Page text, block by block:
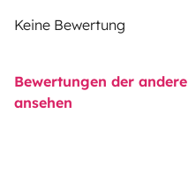
Keine Bewertung
Bewertungen der
ansehen